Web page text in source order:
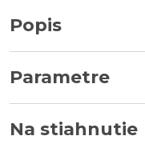
Popis
Parametre
Na stiahnutie